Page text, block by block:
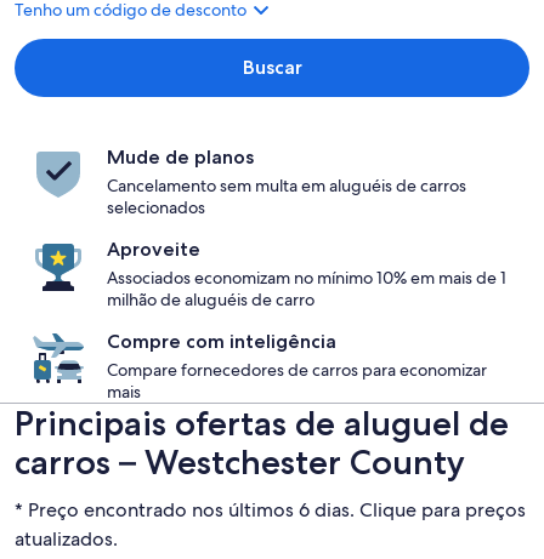
Tenho um código de desconto
Buscar
Mude de planos
Cancelamento sem multa em aluguéis de carros
selecionados
Aproveite
Associados economizam no mínimo 10% em mais de 1
milhão de aluguéis de carro
Compre com inteligência
Compare fornecedores de carros para economizar
mais
Principais ofertas de aluguel de
carros – Westchester County
* Preço encontrado nos últimos 6 dias. Clique para preços
atualizados.